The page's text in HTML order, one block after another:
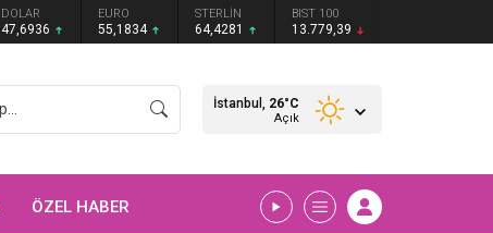
DOLAR
47,6936
EURO
55,1834
STERLİN
64,4281
BIST 100
13.779,39
İstanbul, 26°C
Açık
ÖZEL HABER